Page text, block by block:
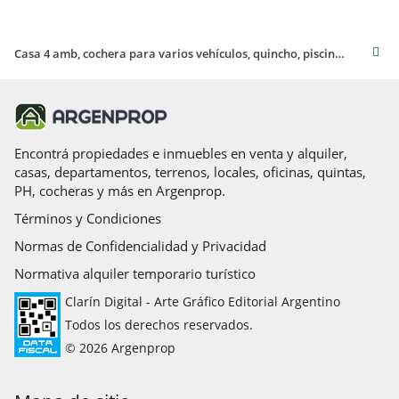
Casa 4 amb, cochera para varios vehículos, quincho, piscina y amplio jardín.
Encontrá propiedades e inmuebles en venta y alquiler,
casas, departamentos, terrenos, locales, oficinas, quintas,
PH, cocheras y más en Argenprop.
Términos y Condiciones
Normas de Confidencialidad y Privacidad
Normativa alquiler temporario turístico
Clarín Digital - Arte Gráfico Editorial Argentino
Todos los derechos reservados.
© 2026 Argenprop